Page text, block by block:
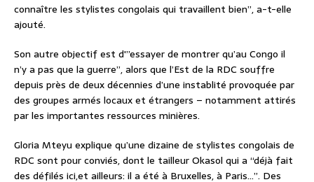
connaître les stylistes congolais qui travaillent bien”, a-t-elle
ajouté.
Son autre objectif est d'”essayer de montrer qu’au Congo il
n’y a pas que la guerre”, alors que l’Est de la RDC souffre
depuis près de deux décennies d’une instablité provoquée par
des groupes armés locaux et étrangers – notamment attirés
par les importantes ressources minières.
Gloria Mteyu explique qu’une dizaine de stylistes congolais de
RDC sont pour conviés, dont le tailleur Okasol qui a “déjà fait
des défilés ici,et ailleurs: il a été à Bruxelles, à Paris…”. Des